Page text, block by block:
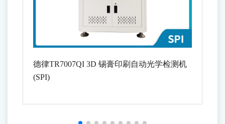
德律TR7007QI 3D 锡膏印刷自动光学检测机
(SPI)